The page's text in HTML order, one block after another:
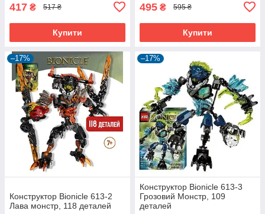
417 ₴ 517 ₴
Купити
495 ₴ 595 ₴
Купити
–17%
Конструктор Bionicle 613-2
Лава монстр, 118 деталей
–17%
Конструктор Bionicle 613-3
Грозовий Монстр, 109
деталей